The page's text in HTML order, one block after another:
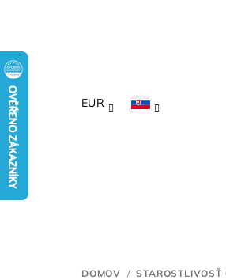
EUR
DOMOV / STAROSTLIVOSŤ